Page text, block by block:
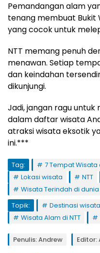
Pemandangan alam
tenang membuat Bukit
yang cocok untuk
NTT memang penuh
menawan. Setiap
dan keindahan
dikunjungi.
Jadi, jangan ragu untuk
dalam daftar wisata
atraksi wisata eksotik
ini.***
Tag: 7 Tempat Wisata
Lokasi wisata
NTT
Wisata Terindah di dunia
Topik:
Destinasi wisata
Wisata Alam di NTT
Penulis: Andrew Editor: